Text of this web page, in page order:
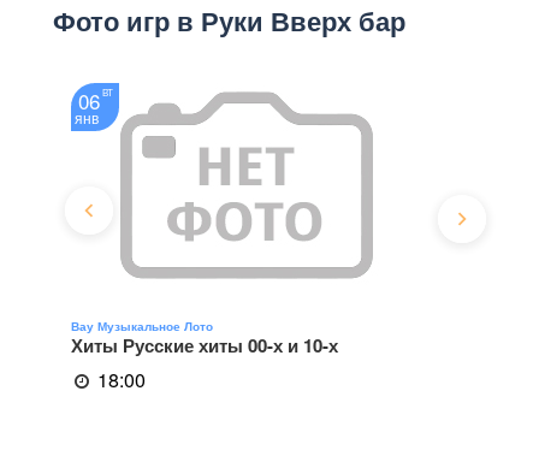
Фото игр в Руки Вверх бар
06 ВТ
янв
Вау Музыкальное Лото
Хиты Русские хиты 00-х и 10-х
18:00